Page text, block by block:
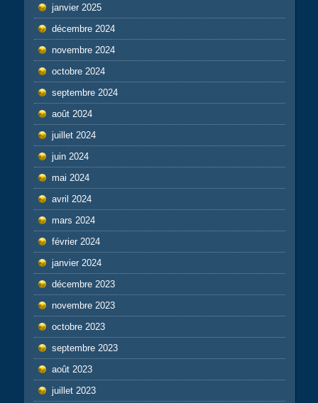
janvier 2025
décembre 2024
novembre 2024
octobre 2024
septembre 2024
août 2024
juillet 2024
juin 2024
mai 2024
avril 2024
mars 2024
février 2024
janvier 2024
décembre 2023
novembre 2023
octobre 2023
septembre 2023
août 2023
juillet 2023